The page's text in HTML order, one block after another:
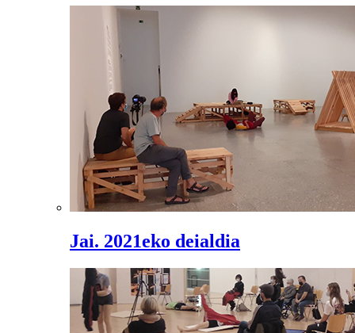
Jai. 2021eko deialdia